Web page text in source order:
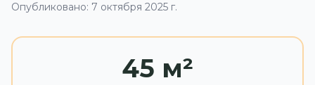
Опубликовано: 7 октября 2025 г.
45 м²